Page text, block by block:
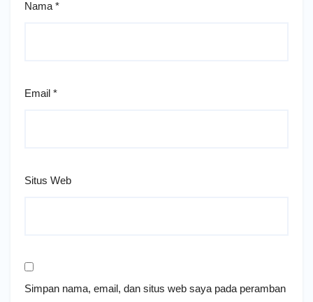
Nama *
Email *
Situs Web
Simpan nama, email, dan situs web saya pada peramban